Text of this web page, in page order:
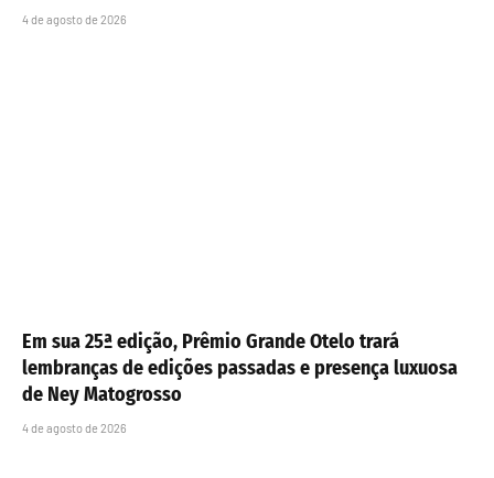
4 de agosto de 2026
Em sua 25ª edição, Prêmio Grande Otelo trará
lembranças de edições passadas e presença luxuosa
de Ney Matogrosso
4 de agosto de 2026